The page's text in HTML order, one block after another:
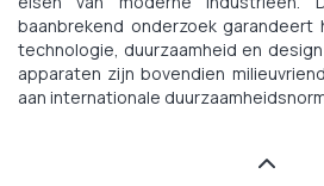
baanbrekend onderzoek
technologie, duurzaamheid en
apparaten zijn bovendien
aan internationale